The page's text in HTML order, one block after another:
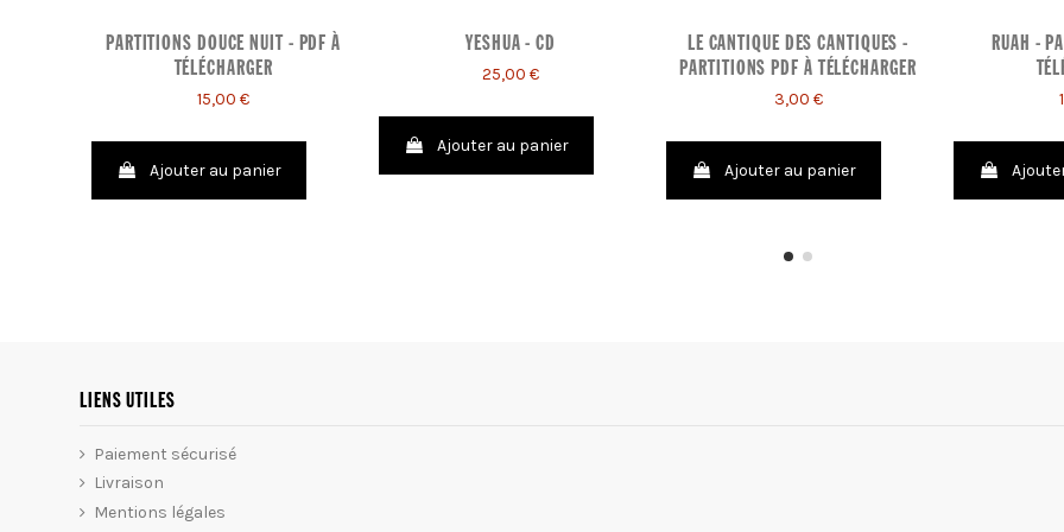
PARTITIONS DOUCE NUIT - PDF À
TÉLÉCHARGER
15,00 €
Ajouter au panier
YESHUA - CD
25,00 €
Ajouter au panier
LE CANTIQUE DES CANTIQUES -
PARTITIONS PDF À TÉLÉCHARGER
3,00 €
Ajouter au panier
RUAH -
LIENS UTILES
Paiement sécurisé
Livraison
Mentions légales